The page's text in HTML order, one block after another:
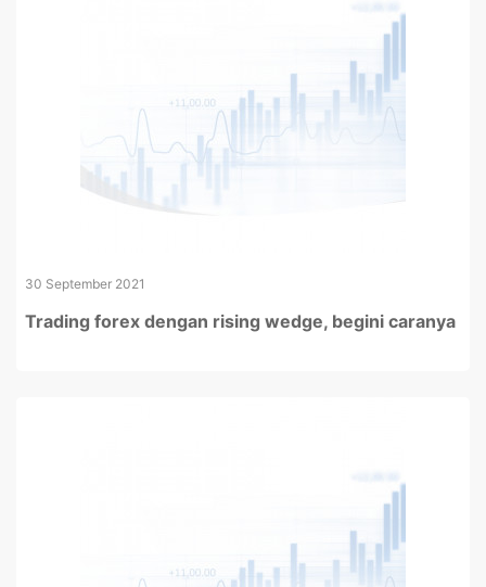
30 September 2021
Trading forex dengan rising wedge, begini caranya